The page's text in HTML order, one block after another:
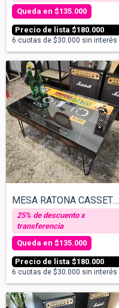
$180.000
$135.000
6 cuotas de $30.000 sin interés
MESA RATONA CASSETTE - DAMAS GRATIS
$180.000
$135.000
6 cuotas de $30.000 sin interés